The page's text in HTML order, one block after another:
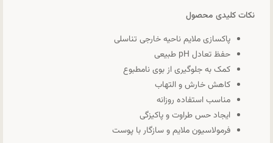
نکات کلیدی محصول
پاکسازی ملایم ناحیه خارجی تناسلی
حفظ تعادل pH طبیعی
کمک به جلوگیری از بوی نامطبوع
کاهش خارش و التهاب
مناسب استفاده روزانه
ایجاد حس طراوت و پاکیزگی
فرمولاسیون ملایم و سازگار با پوست